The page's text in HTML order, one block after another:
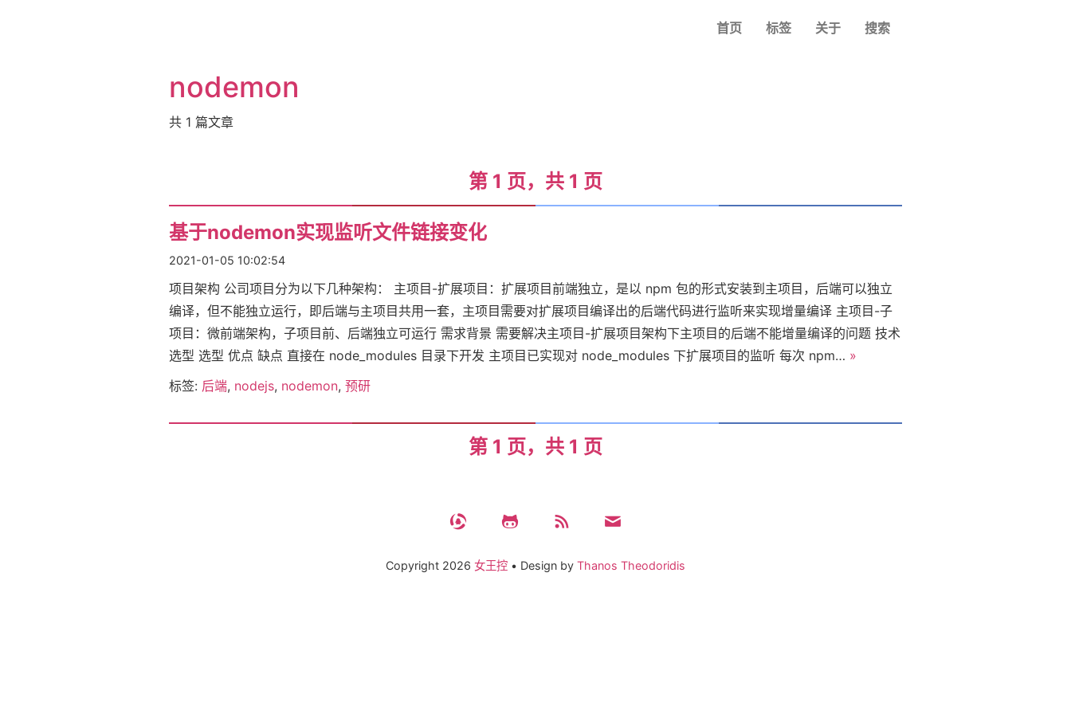
首页 标签 关于 搜索
页
标
关
nodemon
共 1 篇文章
第 1 页，共 1 页
基于nodemon实现监听文件链接变化
2021-01-05 10:02:54
项目架构 公司项目分为以下几种架构： 主项目-扩展项目：扩展项目前端独立，是以 npm 包的形式安装到主项目，后端可以独立
编译，但不能独立运行，即后端与主项目共用一套，主项目需要对扩展项目编译出的后端代码进行监听来实现增量编译 主项目-子
项目：微前端架构，子项目前、后端独立可运行 需求背景 需要解决主项目-扩展项目架构下主项目的后端不能增量编译的问题 技术
选型 选型 优点 缺点 直接在 node_modules 目录下开发 主项目已实现对 node_modules 下扩展项目的监听 每次 npm… »
标签: 后端, nodejs, nodemon, 预研
第 1 页，共 1 页
Copyright 2026 女王控 • Design by Thanos Theodoridis